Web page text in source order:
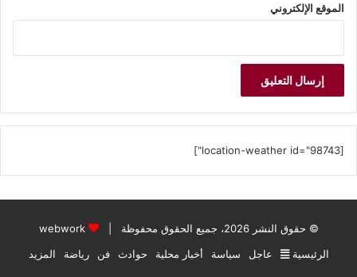
الموقع الإلكتروني
[location-weather id="98743"]
© حقوق النشر 2026، جميع الحقوق محفوظة |
webwork
الرئيسية
عاجل سياسة أخبار محلية حوادث فن رياضة المزيد